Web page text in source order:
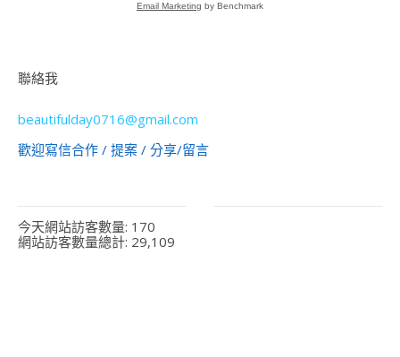
Email Marketing by Benchmark
聯絡我
beautifulday0716@gmail.com
歡迎寫信合作 / 提案 / 分享/留言
今天網站訪客數量: 170
網站訪客數量總計: 29,109